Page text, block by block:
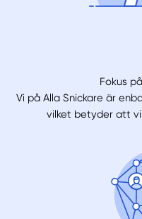
Fokus
Vi på Alla Snickare är
vilket betyder att